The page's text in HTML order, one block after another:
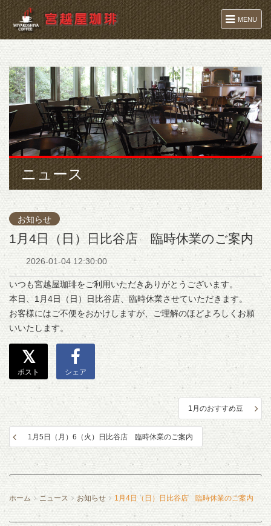
MENU
ニュース
お知らせ
1月4日（日）日比谷店 臨時休業のご案内
2026-01-04 12:30:00
いつも宮越屋珈琲をご利用いただきありがとうございます。
本日、1月4日（日）日比谷店、臨時休業させていただきます。
お客様にはご不便をおかけしますが、ご理解のほどよろしくお願
いいたします。
ポスト シェア
1月のおすすめ豆
1月5日（月）6（火）日比谷店 臨時休業のご案内
ホーム ニュース お知らせ 1月4日（日）日比谷店 臨時休業のご案内